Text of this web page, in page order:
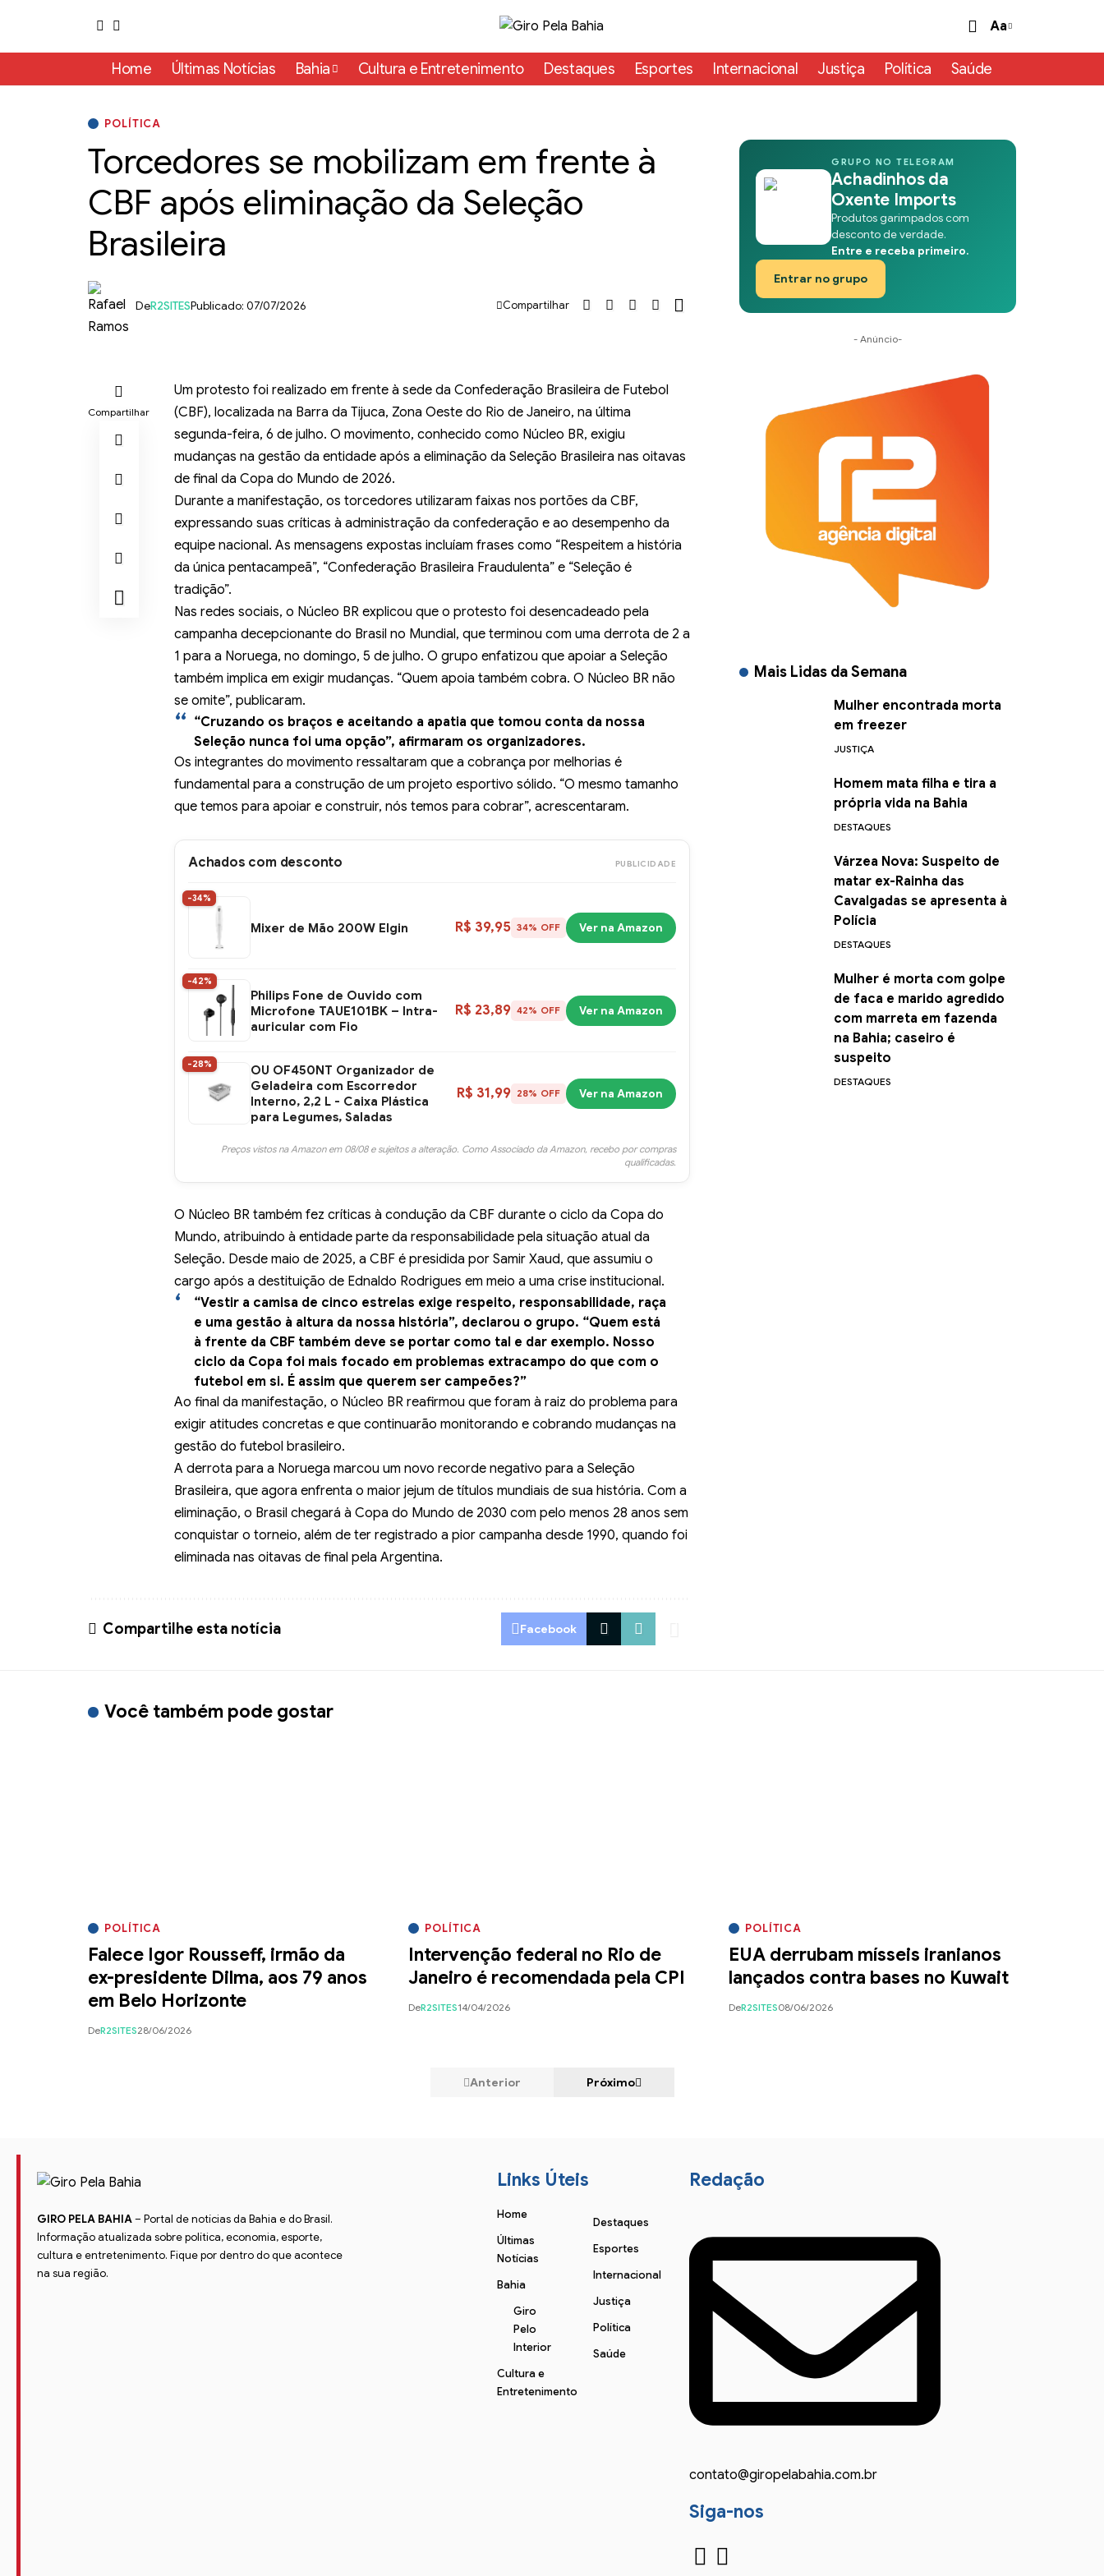
Aa
Home Últimas Notícias Bahia Cultura e Entretenimento Destaques Esportes Internacional Justiça Política Saúde
POLÍTICA
Torcedores se mobilizam em frente à
CBF após eliminação da Seleção
Brasileira
DeR2SITESPublicado: 07/07/2026 Compartilhar
Compartilhar
Um protesto foi realizado em frente à sede da Confederação Brasileira de Futebol
(CBF), localizada na Barra da Tijuca, Zona Oeste do Rio de Janeiro, na última
segunda-feira, 6 de julho. O movimento, conhecido como Núcleo BR, exigiu
mudanças na gestão da entidade após a eliminação da Seleção Brasileira nas oitavas
de final da Copa do Mundo de 2026.
Durante a manifestação, os torcedores utilizaram faixas nos portões da CBF,
expressando suas críticas à administração da confederação e ao desempenho da
equipe nacional. As mensagens expostas incluíam frases como “Respeitem a história
da única pentacampeã”, “Confederação Brasileira Fraudulenta” e “Seleção é
tradição”.
Nas redes sociais, o Núcleo BR explicou que o protesto foi desencadeado pela
campanha decepcionante do Brasil no Mundial, que terminou com uma derrota de 2 a
1 para a Noruega, no domingo, 5 de julho. O grupo enfatizou que apoiar a Seleção
também implica em exigir mudanças. “Quem apoia também cobra. O Núcleo BR não
se omite”, publicaram.
“Cruzando os braços e aceitando a apatia que tomou conta da nossa
Seleção nunca foi uma opção”, afirmaram os organizadores.
Os integrantes do movimento ressaltaram que a cobrança por melhorias é
fundamental para a construção de um projeto esportivo sólido. “O mesmo tamanho
que temos para apoiar e construir, nós temos para cobrar”, acrescentaram.
Achados com desconto PUBLICIDADE
-34%
Mixer de Mão 200W Elgin R$ 39,95 34% OFF Ver na Amazon
-42%
Philips Fone de Ouvido com
Microfone TAUE101BK – Intra-
auricular com Fio
R$ 23,89 42% OFF Ver na Amazon
-28%
OU OF450NT Organizador de
Geladeira com Escorredor
Interno, 2,2 L - Caixa Plástica
para Legumes, Saladas
R$ 31,99 28% OFF Ver na Amazon
Preços vistos na Amazon em 08/08 e sujeitos a alteração. Como Associado da Amazon, recebo por compras
qualificadas.
O Núcleo BR também fez críticas à condução da CBF durante o ciclo da Copa do
Mundo, atribuindo à entidade parte da responsabilidade pela situação atual da
Seleção. Desde maio de 2025, a CBF é presidida por Samir Xaud, que assumiu o
cargo após a destituição de Ednaldo Rodrigues em meio a uma crise institucional.
“Vestir a camisa de cinco estrelas exige respeito, responsabilidade, raça
e uma gestão à altura da nossa história”, declarou o grupo. “Quem está
à frente da CBF também deve se portar como tal e dar exemplo. Nosso
ciclo da Copa foi mais focado em problemas extracampo do que com o
futebol em si. É assim que querem ser campeões?”
Ao final da manifestação, o Núcleo BR reafirmou que foram à raiz do problema para
exigir atitudes concretas e que continuarão monitorando e cobrando mudanças na
gestão do futebol brasileiro.
A derrota para a Noruega marcou um novo recorde negativo para a Seleção
Brasileira, que agora enfrenta o maior jejum de títulos mundiais de sua história. Com a
eliminação, o Brasil chegará à Copa do Mundo de 2030 com pelo menos 28 anos sem
conquistar o torneio, além de ter registrado a pior campanha desde 1990, quando foi
eliminada nas oitavas de final pela Argentina.
Compartilhe esta notícia Facebook
GRUPO NO TELEGRAM
Achadinhos da
Oxente Imports
Produtos garimpados com
desconto de verdade.
Entre e receba primeiro.
Entrar no grupo
- Anúncio-
Mais Lidas da Semana
Mulher encontrada morta
em freezer
JUSTIÇA
Homem mata filha e tira a
própria vida na Bahia
DESTAQUES
Várzea Nova: Suspeito de
matar ex-Rainha das
Cavalgadas se apresenta à
Polícia
DESTAQUES
Mulher é morta com golpe
de faca e marido agredido
com marreta em fazenda
na Bahia; caseiro é
suspeito
DESTAQUES
Você também pode gostar
POLÍTICA
Falece Igor Rousseff, irmão da
ex-presidente Dilma, aos 79 anos
em Belo Horizonte
DeR2SITES28/06/2026
POLÍTICA
Intervenção federal no Rio de
Janeiro é recomendada pela CPI
DeR2SITES14/04/2026
POLÍTICA
EUA derrubam mísseis iranianos
lançados contra bases no Kuwait
DeR2SITES08/06/2026
Anterior Próximo
GIRO PELA BAHIA– Portal de notícias da Bahia e do Brasil.
Informação atualizada sobre política, economia, esporte,
cultura e entretenimento. Fique por dentro do que acontece
na sua região.
Links Úteis
Home
Últimas
Notícias
Bahia
Giro
Pelo
Interior
Cultura e
Entretenimento
Destaques
Esportes
Internacional
Justiça
Política
Saúde
Redação
contato@giropelabahia.com.br
Siga-nos